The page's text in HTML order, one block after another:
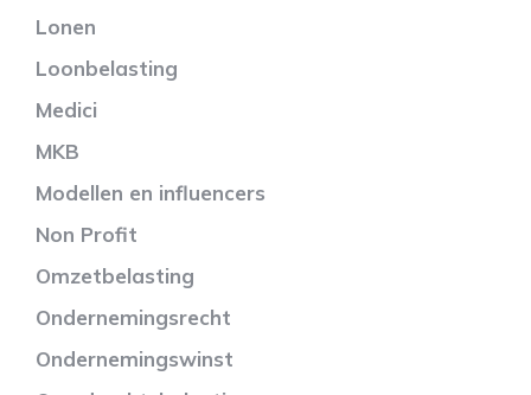
Lonen
Loonbelasting
Medici
MKB
Modellen en influencers
Non Profit
Omzetbelasting
Ondernemingsrecht
Ondernemingswinst